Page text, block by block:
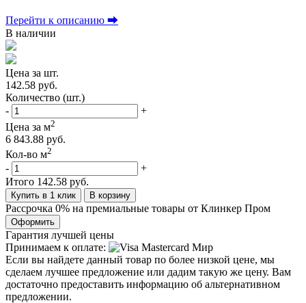
Перейти к описанию ⮕
В наличии
Цена за шт.
142.58 руб.
Количество (шт.)
-
+
Цена за м2
6 843.88 руб.
Кол-во м2
-
+
Итого 142.58 руб.
Купить в 1 клик В корзину
Рассрочка 0% на премиальные товары от Клинкер Пром
Оформить
Гарантия лучшей цены
Принимаем к оплате:
Если вы найдете данный товар по более низкой цене, мы
сделаем лучшее предложение или дадим такую же цену. Вам
достаточно предоставить информацию об альтернативном
предложении.